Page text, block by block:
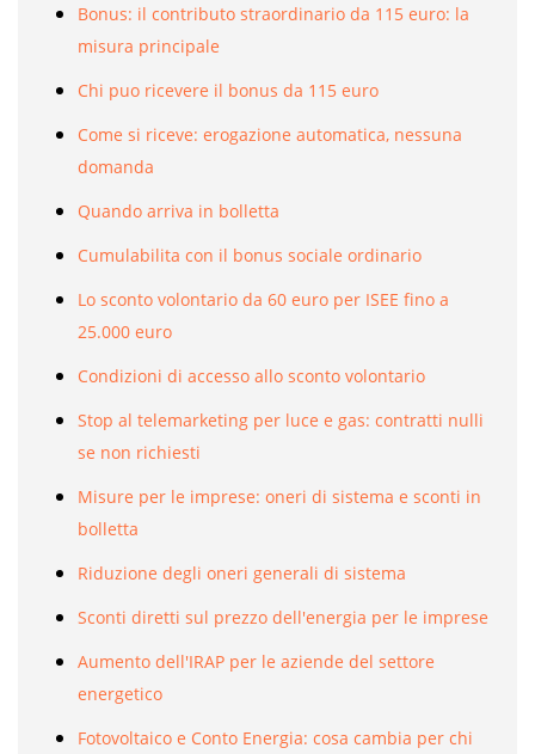
Bonus: il contributo straordinario da 115 euro: la
misura principale
Chi puo ricevere il bonus da 115 euro
Come si riceve: erogazione automatica, nessuna
domanda
Quando arriva in bolletta
Cumulabilita con il bonus sociale ordinario
Lo sconto volontario da 60 euro per ISEE fino a
25.000 euro
Condizioni di accesso allo sconto volontario
Stop al telemarketing per luce e gas: contratti nulli
se non richiesti
Misure per le imprese: oneri di sistema e sconti in
bolletta
Riduzione degli oneri generali di sistema
Sconti diretti sul prezzo dell'energia per le imprese
Aumento dell'IRAP per le aziende del settore
energetico
Fotovoltaico e Conto Energia: cosa cambia per chi